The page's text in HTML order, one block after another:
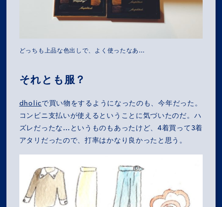
どっちも上品な色出しで、よく使ったなあ…
それとも服？
dholicで買い物をするようになったのも、今年だった。
コンビニ支払いが使えるということに気づいたのだ。ハ
ズレだったな…というものもあったけど、4着買って3着
アタリだったので、打率はかなり良かったと思う。